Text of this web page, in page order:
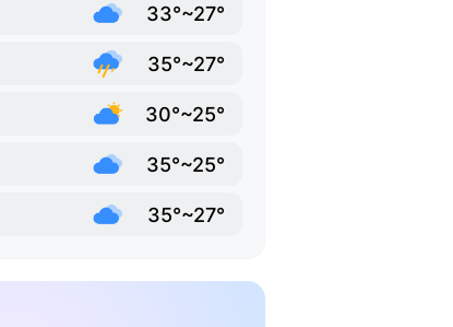
33°~27°
35°~27°
30°~25°
35°~25°
35°~27°